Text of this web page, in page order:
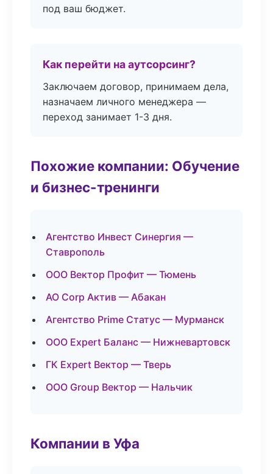
под ваш бюджет.
Как перейти на аутсорсинг?
Заключаем договор, принимаем дела,
назначаем личного менеджера —
переход занимает 1-3 дня.
Похожие компании: Обучение
и бизнес-тренинги
Агентство Инвест Синергия —
Ставрополь
ООО Вектор Профит — Тюмень
АО Corp Актив — Абакан
Агентство Prime Статус — Мурманск
ООО Expert Баланс — Нижневартовск
ГК Expert Вектор — Тверь
ООО Group Вектор — Нальчик
Компании в Уфа